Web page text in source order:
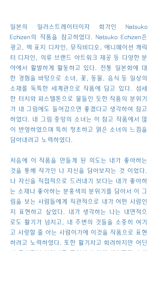
일본의 일러스트레이터이자 화가인 Natsuko
Echizen의 작품을 참고하였다. Natsuko Echizen은
광고, 책 표지 디자인, 뮤직비디오, 애니메이션 캐릭
터 디자인, 의류 브랜드 아트워크 제공 등 다양한 분
야에서 활발하게 활동하고 있다. 전통 일본화에 대
한 경험을 바탕으로 소녀, 꽃, 동물, 음식 등 일상의
소재를 독특한 세계관으로 작품에 담고 있다. 섬세
한 터치와 파스텔톤으로 물들인 듯한 작품의 분위기
가 내 그림에도 들어갔으면 좋겠다고 생각하여 참고
하였다. 내 그림 중앙의 소녀는 이 참고 작품에서 많
이 반영하였으며 특히 청초하고 맑은 소녀의 느낌을
담아내려고 노력하였다.
처음에 이 작품을 만들게 된 의도는 내가 좋아하는
것을 통해 작가인 나 자신을 담아보자는 것 이었다.
나 자신을 직접적으로 드러내기 보다는 내가 좋아하
는 소재나 좋아하는 분홍색의 분위기를 담아서 이 그
림을 보는 사람들에게 직관적으로 내가 어떤 사람인
지 표현하고 싶었다. 내가 생각하는 나는 내면적으
로도 활기가 넘치고, 내 주변의 것들을 소중히 여기
고 사랑할 줄 아는 사람이기에 이것을 작품으로 표현
하려고 노력하였다. 또한 활기차고 화려하지만 어딘